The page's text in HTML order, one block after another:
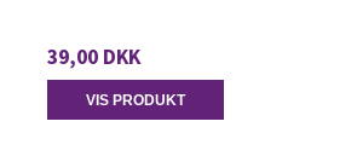
39,00 DKK
VIS PRODUKT